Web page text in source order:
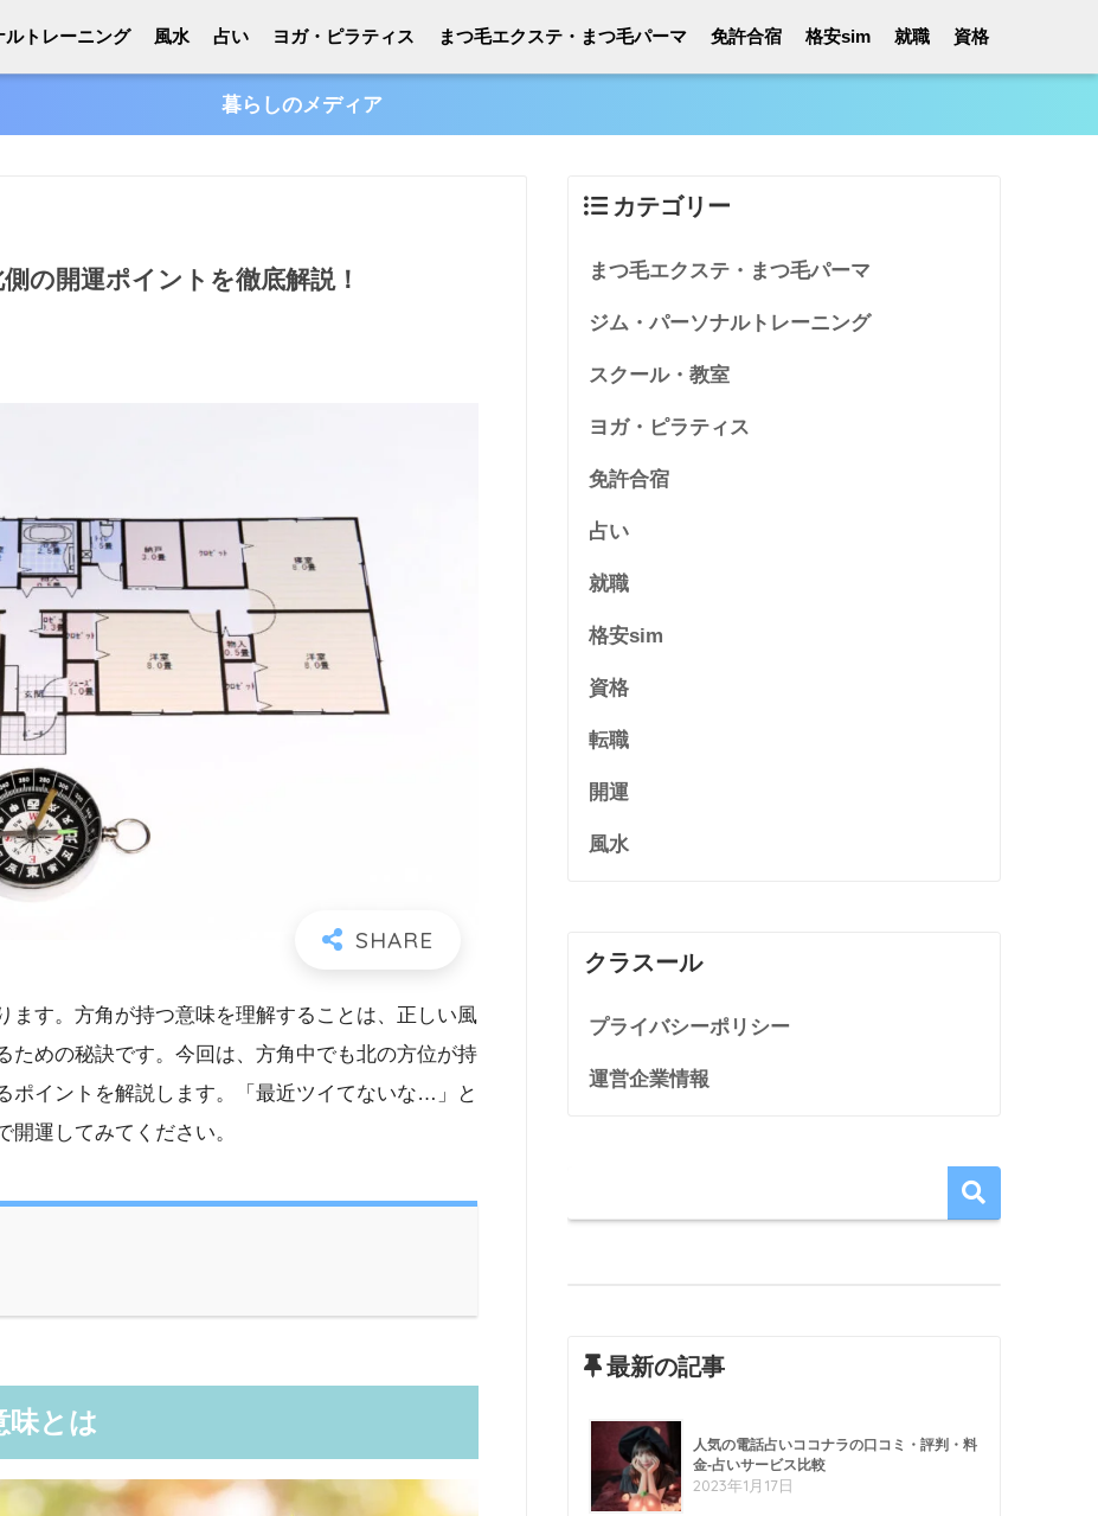
ルトレーニング 風水 占い ヨガ・ピラティス まつ毛エクステ・まつ毛パーマ 免許合宿 格安sim 就職 資格
暮らしのメディア
の開運ポイントを徹底解説！
ます。方角が持つ意味を理解することは、正しい風
ための秘訣です。今回は、方角中でも北の方位が持
ポイントを解説します。「最近ツイてないな…」と
運してみてください。
味とは
カテゴリー
まつ毛エクステ・まつ毛パーマ
ジム・パーソナルトレーニング
スクール・教室
ヨガ・ピラティス
免許合宿
占い
就職
格安sim
資格
転職
開運
風水
クラスール
プライバシーポリシー
運営企業情報
最新の記事
人気の電話占いココナラの口コミ・評判・料
金-占いサービス比較
2023年1月17日